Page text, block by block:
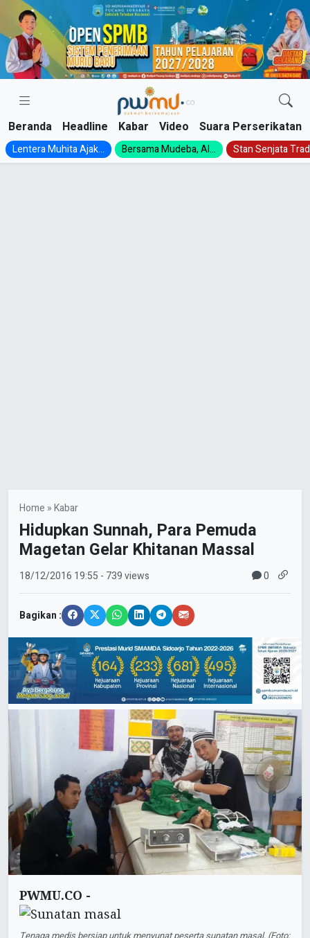
Skip
content
Beranda Headline Kabar Video Suara Perserikatan
Lentera Muhita Ajak... Bersama Mudeba, Al... Stan Senjata
Home »Kabar
Hidupkan Sunnah, Para Pemuda
Magetan Gelar Khitanan Massal
18/12/2016 19:55 - 739 views 0
Bagikan :
PWMU.CO -